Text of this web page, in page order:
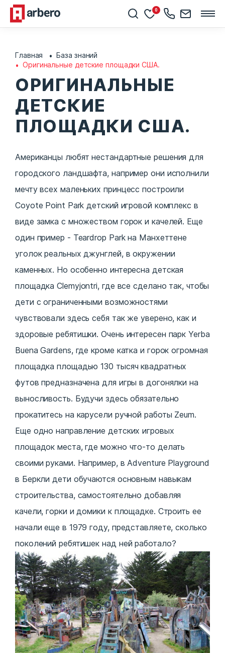
0
Главная
База знаний
Оригинальные детские площадки США.
ОРИГИНАЛЬНЫЕ
ДЕТСКИЕ
ПЛОЩАДКИ США.
Американцы любят нестандартные решения для
городского ландшафта, например они исполнили
мечту всех маленьких принцесс построили
Coyote Point Park детский игровой комплекс в
виде замка с множеством горок и качелей. Еще
один пример - Teardrop Park на Манхеттене
уголок реальных джунглей, в окружении
каменных. Но особенно интересна детская
площадка Clemyjontri, где все сделано так, чтобы
дети с ограниченными возможностями
чувствовали здесь себя так же уверено, как и
здоровые ребятишки. Очень интересен парк Yerba
Buena Gardens, где кроме катка и горок огромная
площадка площадью 130 тысяч квадратных
футов предназначена для игры в догонялки на
выносливость. Будучи здесь обязательно
прокатитесь на карусели ручной работы Zeum.
Еще одно направление детских игровых
площадок места, где можно что-то делать
своими руками. Например, в Adventure Playground
в Беркли дети обучаются основным навыкам
строительства, самостоятельно добавляя
качели, горки и домики к площадке. Строить ее
начали еще в 1979 году, представляете, сколько
поколений ребятишек над ней работало?